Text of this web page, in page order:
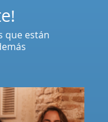
que están